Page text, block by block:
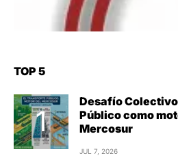
TOP 5
Desafío
Público como
Mercosur
JUL 7, 2026